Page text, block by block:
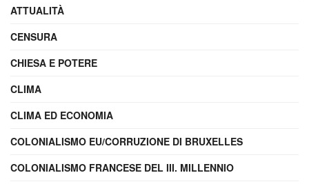
ATTUALITÀ
CENSURA
CHIESA E POTERE
CLIMA
CLIMA ED ECONOMIA
COLONIALISMO EU/CORRUZIONE DI BRUXELLES
COLONIALISMO FRANCESE DEL III. MILLENNIO